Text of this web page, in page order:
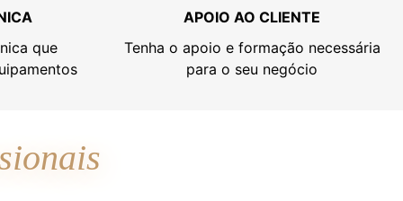
que
APOIO AO CLIENTE
Tenha o apoio e formação necessária
para o seu negócio